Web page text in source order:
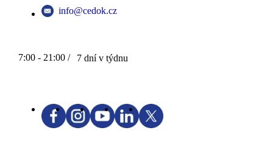
info@cedok.cz
7:00 - 21:00 / 7 dní v týdnu